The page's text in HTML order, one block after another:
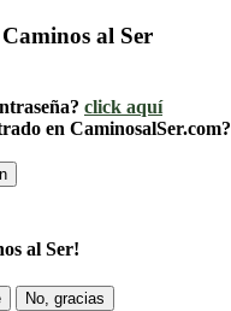
al Ser
click aquí
en CaminosalSer.com?
al Ser!
No, gracias